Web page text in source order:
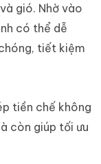
gió. Nhờ vào
có thể dễ
tiết kiệm
tiền chế không
còn giúp tối ưu